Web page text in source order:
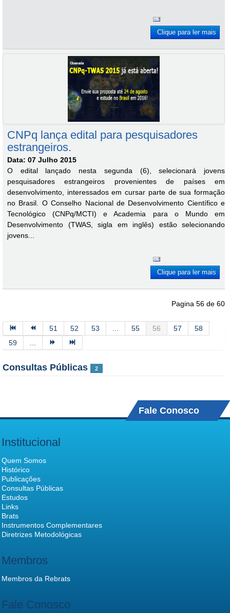
Clique para ler mais
CNPq lança edital para pesquisadores
estrangeiros.
Data: 07 Julho 2015
O edital lançado nesta segunda (6), selecionará jovens
pesquisadores estrangeiros provenientes de países em
desenvolvimento, interessados em cursar parte de sua formação
no Brasil. O Conselho Nacional de Desenvolvimento Científico e
Tecnológico (CNPq/MCTI) e Academia para o Mundo em
Desenvolvimento (TWAS, sigla em inglês) estão selecionando
jovens...
Clique para ler mais
Pagina 56 de 60
51 52 53 55 56 57
58
59
Consultas Públicas 2
Fale Conosco
Institucional
Quem Somos
Histórico
Publicações
Consultas Públicas
Estudos
Links
Brats
Instrumentos Complementares
Diretrizes Metodológicas
Membros
Membros da Rebrats
Fale Conosco